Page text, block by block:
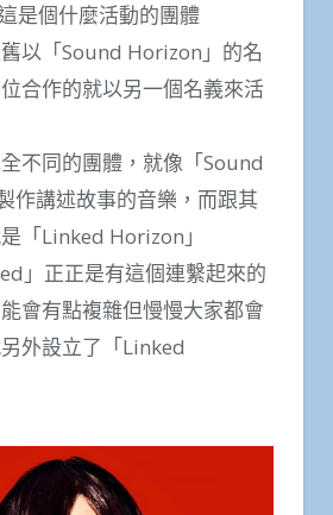
是個什麼活動的團體
以「Sound Horizon」的名
合作的就以另一個名義來活
不同的團體，就像「Sound
作講述故事的音樂，而跟其
「Linked Horizon」
」正正是有這個連繫起來的
會有點複雜但慢慢大家都會
外設立了「Linked